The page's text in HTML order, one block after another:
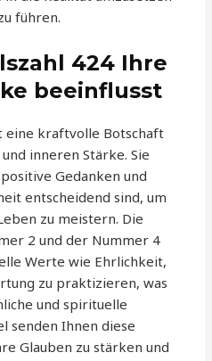
führen.
424 Ihre
beeinflusst
eine kraftvolle Botschaft
inneren Stärke. Sie
Gedanken und
entscheidend sind, um
zu meistern. Die
2 und der Nummer 4
Werte wie Ehrlichkeit,
zu praktizieren, was
und spirituelle
senden Ihnen diese
Glauben zu stärken und